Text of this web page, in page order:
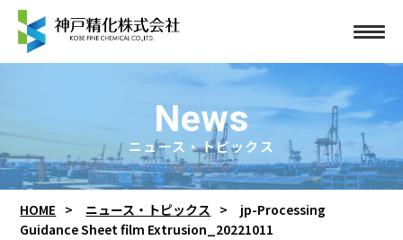
News
ニュース・トピックス
HOME ニュース・トピックス
jp-Processing
Guidance Sheet film Extrusion_20221011